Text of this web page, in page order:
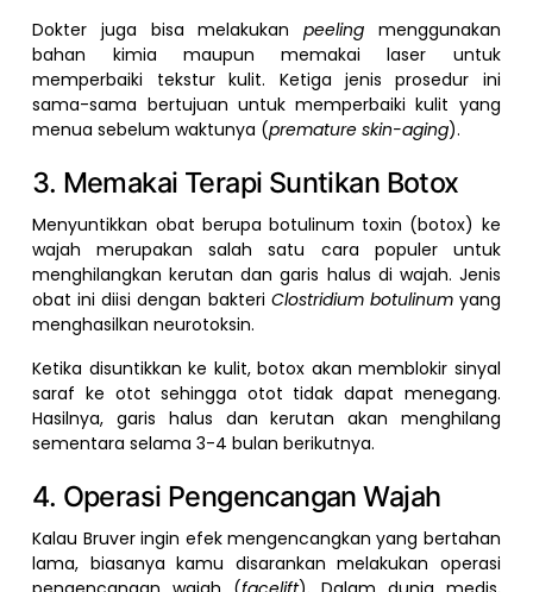
Dokter juga bisa melakukan peeling menggunakan
bahan kimia maupun memakai laser untuk
memperbaiki tekstur kulit. Ketiga jenis prosedur ini
sama-sama bertujuan untuk memperbaiki kulit yang
menua sebelum waktunya (premature skin-aging).
3. Memakai Terapi Suntikan Botox
Menyuntikkan obat berupa botulinum toxin (botox) ke
wajah merupakan salah satu cara populer untuk
menghilangkan kerutan dan garis halus di wajah. Jenis
obat ini diisi dengan bakteri Clostridium botulinum yang
menghasilkan neurotoksin.
Ketika disuntikkan ke kulit, botox akan memblokir sinyal
saraf ke otot sehingga otot tidak dapat menegang.
Hasilnya, garis halus dan kerutan akan menghilang
sementara selama 3-4 bulan berikutnya.
4. Operasi Pengencangan Wajah
Kalau Bruver ingin efek mengencangkan yang bertahan
lama, biasanya kamu disarankan melakukan operasi